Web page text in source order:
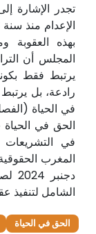
تجدر الإشارة
بهذه العقوبة
المجلس أن
يرتبط فقط
رادعة، بل
الحق في
في
المغرب
الشامل لتنفيذ
الحق في الحياة